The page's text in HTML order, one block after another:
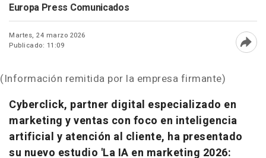
Europa Press Comunicados
Martes, 24 marzo 2026
Publicado: 11:09
(Información remitida por la empresa firmante)
Cyberclick, partner digital especializado en
marketing y ventas con foco en inteligencia
artificial y atención al cliente, ha presentado
su nuevo estudio 'La IA en marketing 2026: